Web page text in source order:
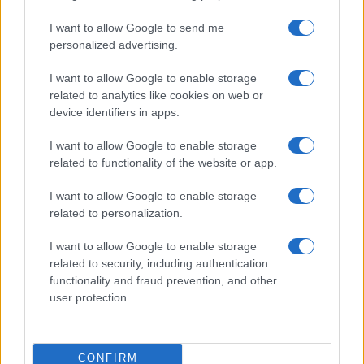
I want to allow Google to send me
personalized advertising.
I want to allow Google to enable storage
related to analytics like cookies on web or
device identifiers in apps.
I want to allow Google to enable storage
related to functionality of the website or app.
I want to allow Google to enable storage
related to personalization.
I want to allow Google to enable storage
related to security, including authentication
functionality and fraud prevention, and other
user protection.
CONFIRM